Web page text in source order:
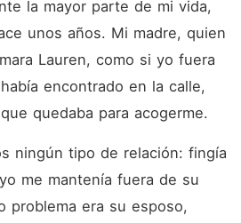
la mayor parte de mi vida,
unos años. Mi madre, quien
Lauren, como si yo fuera
encontrado en la calle,
quedaba para acogerme.
ningún tipo de relación: fingía
me mantenía fuera de su
problema era su esposo,